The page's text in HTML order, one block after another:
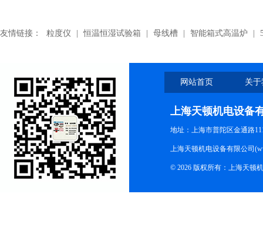
友情链接： 粒度仪 恒温恒湿试验箱 母线槽 智能箱式高温炉
网站首页 关
上海天顿机电设备
地址：上海市普陀区金通路
上海天顿机电设备有限公司
© 2026 版权所有：上海天顿